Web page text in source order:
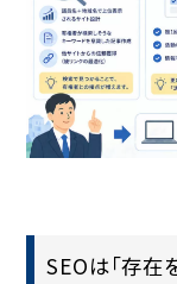
SEOは「存在